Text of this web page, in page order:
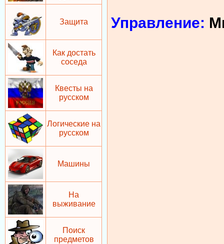
Защита
Как достать
соседа
Квесты на
русском
Логические на
русском
Машины
На
выживание
Поиск
предметов
Управление: